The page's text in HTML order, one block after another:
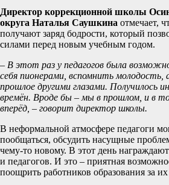
Директор коррекционной школы
округа Наталья Саушкина отмечает,
получают заряд бодрости, который
силами перед новым учебным годом.
– В этот раз у педагогов была
себя пионерами, вспомнить
прошлое другими глазами. Получилось
времён. Вроде бы – мы в прошлом, и в
вперёд, – говорит директор школы.
В неформальной атмосфере педагоги
пообщаться, обсудить насущные
чему-то новому. В этот день
и педагогов. И это – приятная
поощрить работников образования за